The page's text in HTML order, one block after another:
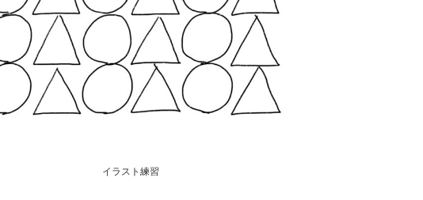
イラスト練習